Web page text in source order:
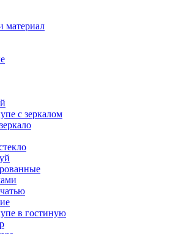
материал
с зеркалом
в гостиную